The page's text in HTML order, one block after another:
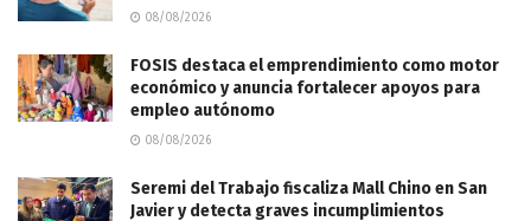
08/08/2026
FOSIS destaca el emprendimiento como motor
económico y anuncia fortalecer apoyos para
empleo autónomo
08/08/2026
Seremi del Trabajo fiscaliza Mall Chino en San
Javier y detecta graves incumplimientos